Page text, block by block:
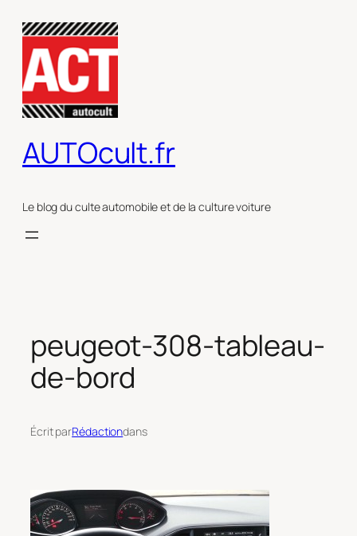
contenu
AUTOcult.fr
Le blog du culte automobile et de la culture voiture
peugeot-308-tableau-
de-bord
Écrit parRédactiondans